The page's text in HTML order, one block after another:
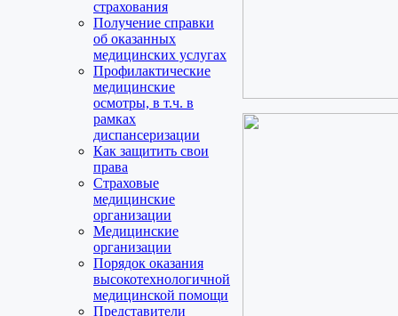
страхования
Получение справки
об оказанных
медицинских услугах
Профилактические
медицинские
осмотры, в т.ч. в
рамках
диспансеризации
Как защитить свои
права
Страховые
медицинские
организации
Медицинские
организации
Порядок оказания
высокотехнологичной
медицинской помощи
Представители